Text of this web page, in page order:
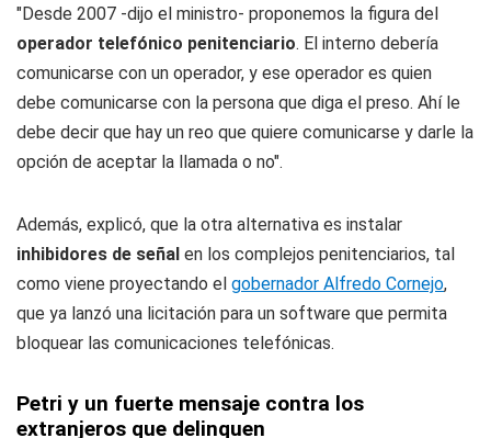
"Desde 2007 -dijo el ministro- proponemos la figura del
operador telefónico penitenciario. El interno debería
comunicarse con un operador, y ese operador es quien
debe comunicarse con la persona que diga el preso. Ahí le
debe decir que hay un reo que quiere comunicarse y darle la
opción de aceptar la llamada o no".
Además, explicó, que la otra alternativa es instalar
inhibidores de señal en los complejos penitenciarios, tal
como viene proyectando el gobernador Alfredo Cornejo,
que ya lanzó una licitación para un software que permita
bloquear las comunicaciones telefónicas.
Petri y un fuerte mensaje contra los
extranjeros que delinquen